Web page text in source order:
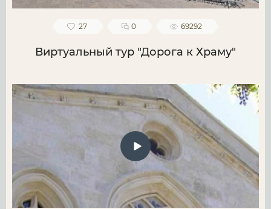
27 0 69292
Виртуальный тур "Дорога к Храму"